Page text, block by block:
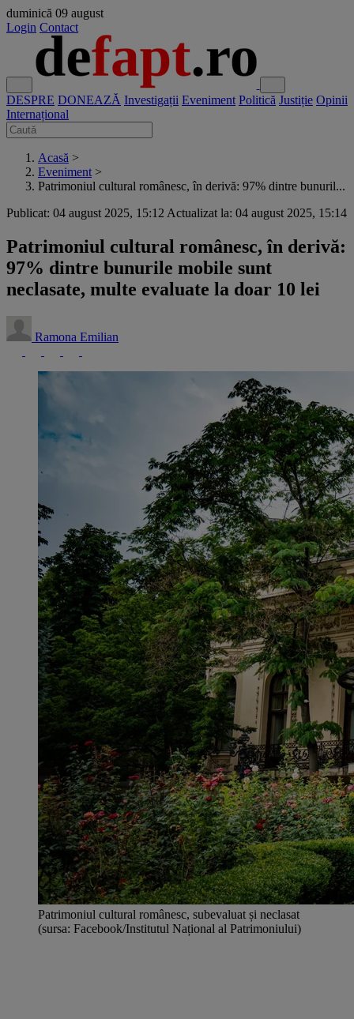
duminică 09 august
Login Contact
DESPRE DONEAZĂ Investigații Eveniment Politică Justiție Opinii
Internațional
Acasă >
Eveniment >
Patrimoniul cultural românesc, în derivă: 97% dintre bunuril...
Publicat: 04 august 2025, 15:12 Actualizat la: 04 august 2025, 15:14
Patrimoniul cultural românesc, în derivă:
97% dintre bunurile mobile sunt
neclasate, multe evaluate la doar 10 lei
Ramona Emilian
Patrimoniul cultural românesc, subevaluat și neclasat
(sursa: Facebook/Institutul Național al Patrimoniului)